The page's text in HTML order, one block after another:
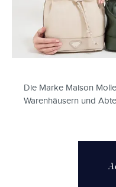
Die Marke Maison
Warenhäusern und